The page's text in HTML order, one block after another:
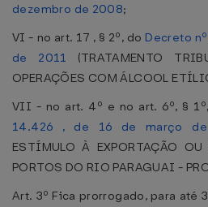
dezembro de 2008;
VI - no art. 17 , § 2º, do Decreto
de 2011 (TRATAMENTO
OPERAÇÕES COM ÁLCOOL
VII - no art. 4º e no art. 6º, §
14.426 , de 16 de março
ESTÍMULO À EXPORTAÇÃO
PORTOS DO RIO PARAGUAI -
Art. 3º Fica prorrogado, para até